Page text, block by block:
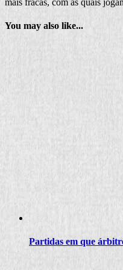
mais fracas, com as quais
You may also like...
Partidas em que